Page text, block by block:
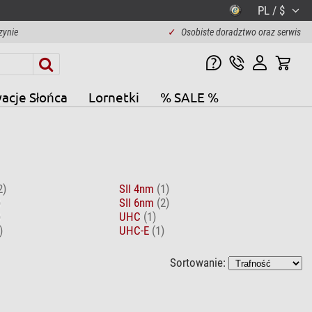
PL / $
✓ Osobiste doradztwo oraz serwis
Słońca Lornetki % SALE %
SII 4nm (1)
SII 6nm (2)
UHC (1)
UHC-E (1)
Sortowanie: